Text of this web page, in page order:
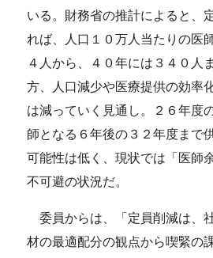
いる。財務省の推計によると、
れば、人口１０万人当たりの医
４人から、４０年には３４０人
方、人口減少や医療提供の効率
は減っていく見通し。２６年度
師となる６年後の３２年度まで
可能性は低く、現状では「医師
不可避の状況だ。
委員からは、「定員削減は、
材の最適配分の観点から喫緊の